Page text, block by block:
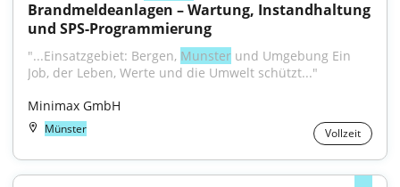
Brandmeldeanlagen – Wartung, Instandhaltung
und SPS-Programmierung
"...Einsatzgebiet: Bergen, Munster und Umgebung Ein
Job, der Leben, Werte und die Umwelt schützt..."
Minimax GmbH
Münster Vollzeit